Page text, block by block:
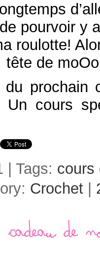
pourvoir y
roulotte!
tête de
du prochain
Un cours
| Tags: cours
Crochet
Cadeau de